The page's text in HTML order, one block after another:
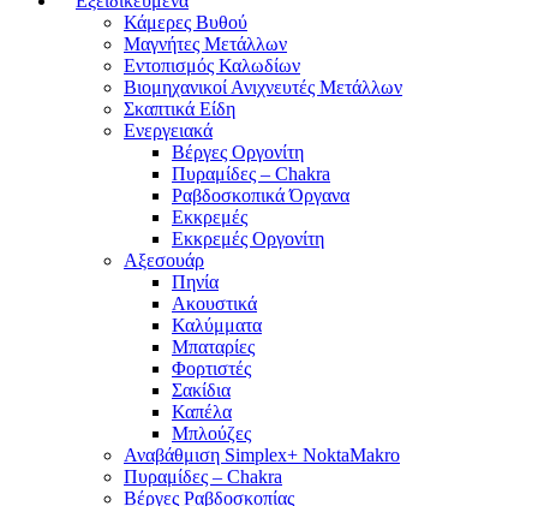
Κάμερες Βυθού
Μαγνήτες Μετάλλων
Εντοπισμός Καλωδίων
Βιομηχανικοί Ανιχνευτές Μετάλλων
Σκαπτικά Είδη
Ενεργειακά
Βέργες Οργονίτη
Πυραμίδες – Chakra
Ραβδοσκοπικά Όργανα
Εκκρεμές
Εκκρεμές Οργονίτη
Αξεσουάρ
Πηνία
Ακουστικά
Καλύμματα
Μπαταρίες
Φορτιστές
Σακίδια
Καπέλα
Μπλούζες
Αναβάθμιση Simplex+ NoktaMakro
Πυραμίδες – Chakra
Βέργες Ραβδοσκοπίας